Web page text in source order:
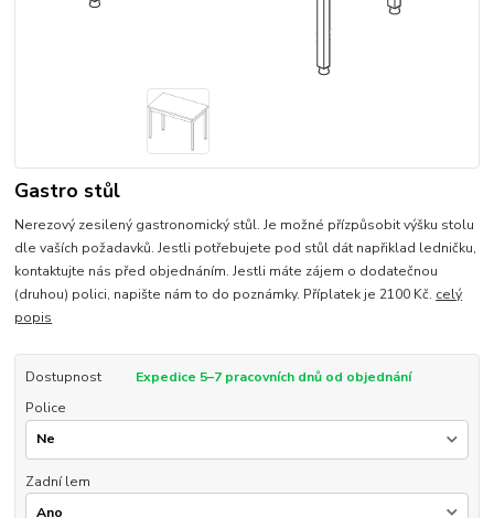
Gastro stůl
Nerezový zesilený gastronomický stůl. Je možné přízpůsobit výšku stolu
dle vaších požadavků. Jestli potřebujete pod stůl dát napřiklad ledničku,
kontaktujte nás před objednáním. Jestli máte zájem o dodatečnou
(druhou) polici, napište nám to do poznámky. Příplatek je 2100 Kč. celý
popis
Dostupnost
Expedice 5–7 pracovních dnů od objednání
Police
Zadní lem